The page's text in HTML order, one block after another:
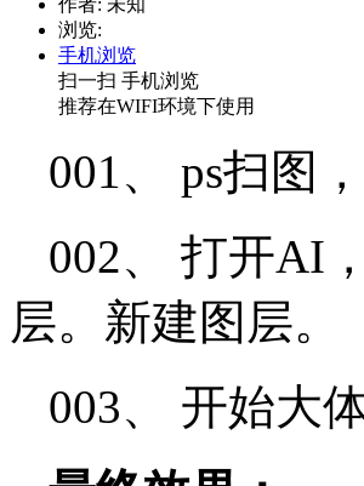
浏览:
手机浏览
扫一扫 手机浏览
推荐在WIFI环境下使用
001、 ps扫图
002、 打开AI
层。新建图层。
003、 开始大